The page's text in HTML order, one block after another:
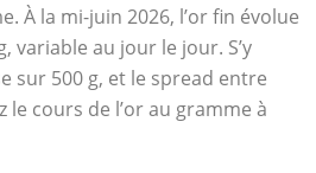
À la mi-juin 2026, l’or fin évolue
variable au jour le jour. S’y
sur 500 g, et le spread entre
le cours de l’or au gramme à